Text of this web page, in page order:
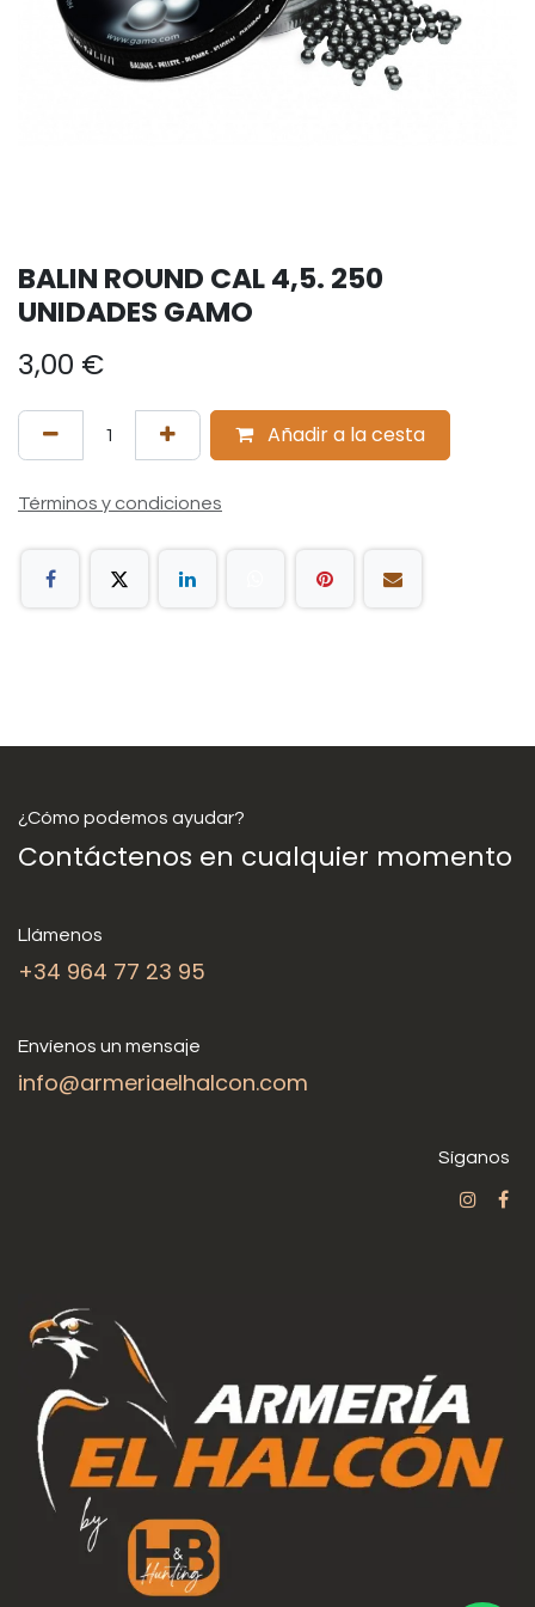
BALIN ROUND CAL 4,5. 250
UNIDADES GAMO
3,00 €
Añadir a la cesta
Términos y condiciones
¿Cómo podemos ayudar?
Contáctenos en cualquier momento
Llámenos
+34 964 77 23 95
Envíenos un mensaje
info@armeriaelhalcon.com
Síganos